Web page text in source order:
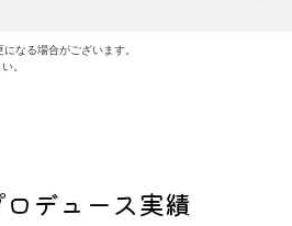
なる場合がございます。
。
デュース実績